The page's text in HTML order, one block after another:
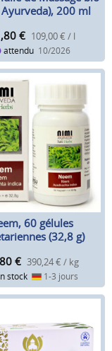
200 ml
€ 109,00 € / l
attendu 10/2026
60 gélules
(32,8 g)
€ 390,24 € / kg
stock 1-3 jours